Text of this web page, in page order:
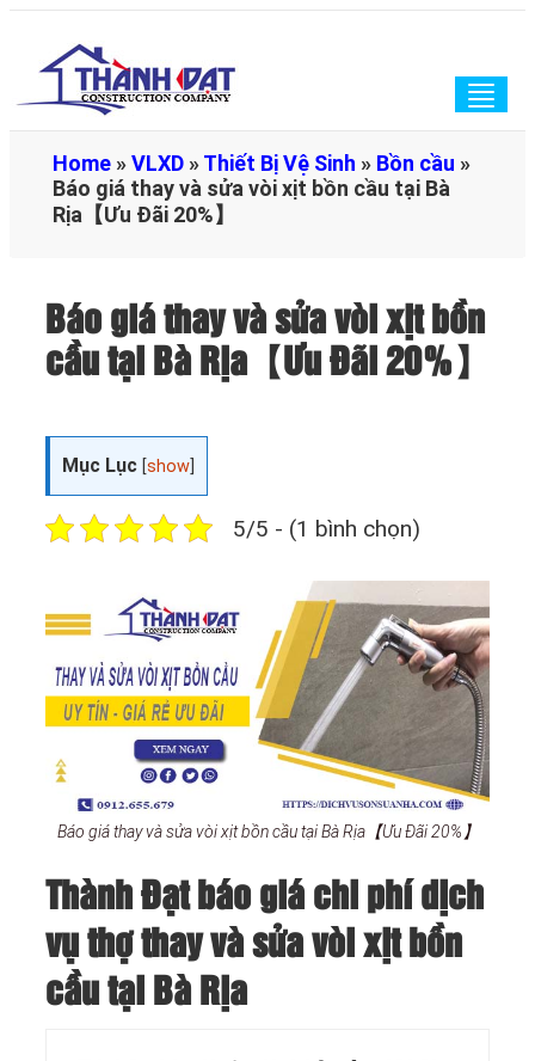
Home »VLXD »Thiết Bị Vệ Sinh » Bồn cầu »
Báo giá thay và sửa vòi xịt bồn cầu tại Bà
Rịa【Ưu Đãi 20%】
Báo giá thay và sửa vòi xịt bồn
cầu tại Bà Rịa【Ưu Đãi 20%】
Mục Lục [show
5/5 - (1 bình chọn)
Báo giá thay và sửa vòi xịt bồn cầu tại Bà Rịa【Ưu Đãi 20%】
Thành Đạt báo giá chi phí dịch
vụ thợ thay và sửa vòi xịt bồn
cầu tại Bà Rịa